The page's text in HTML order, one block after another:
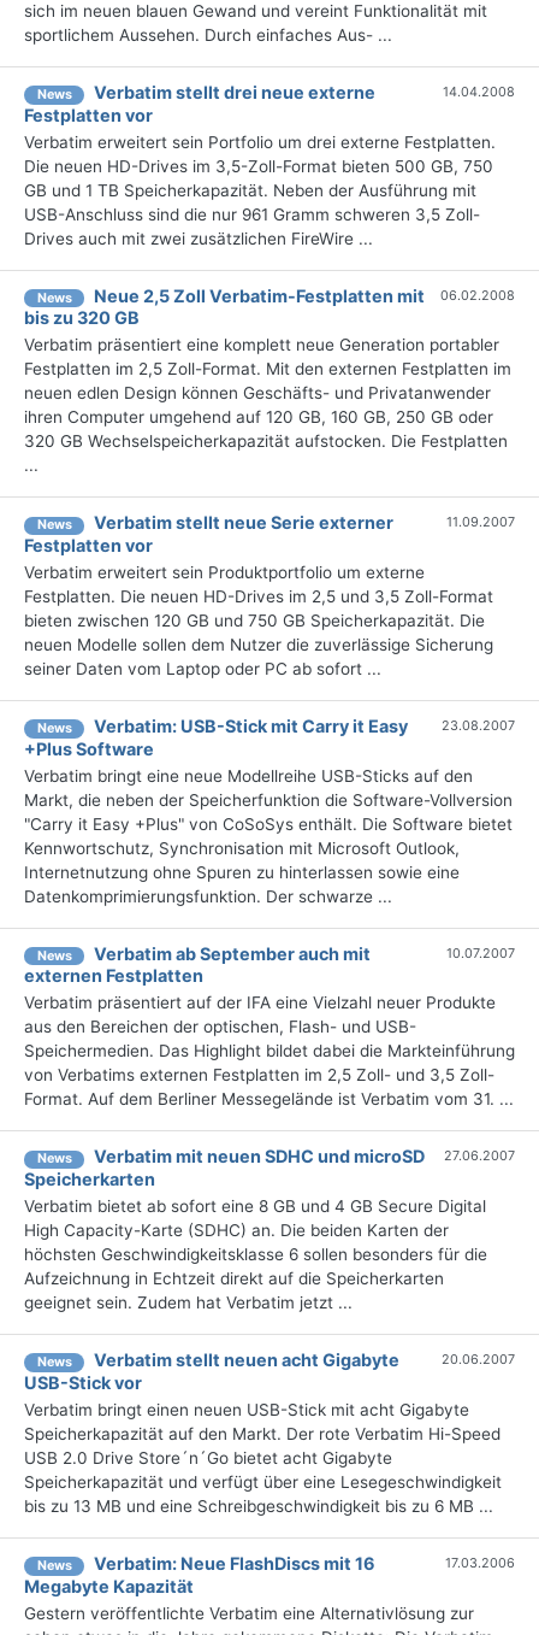
sich im neuen blauen Gewand und vereint Funktionalität mit
sportlichem Aussehen. Durch einfaches Aus- ...
News
Verbatim stellt drei neue externe
Festplatten vor
14.04.2008
Verbatim erweitert sein Portfolio um drei externe Festplatten.
Die neuen HD-Drives im 3,5-Zoll-Format bieten 500 GB, 750
GB und 1 TB Speicherkapazität. Neben der Ausführung mit
USB-Anschluss sind die nur 961 Gramm schweren 3,5 Zoll-
Drives auch mit zwei zusätzlichen FireWire ...
News
Neue 2,5 Zoll Verbatim-Festplatten mit
bis zu 320 GB
06.02.2008
Verbatim präsentiert eine komplett neue Generation portabler
Festplatten im 2,5 Zoll-Format. Mit den externen Festplatten im
neuen edlen Design können Geschäfts- und Privatanwender
ihren Computer umgehend auf 120 GB, 160 GB, 250 GB oder
320 GB Wechselspeicherkapazität aufstocken. Die Festplatten
...
News
Verbatim stellt neue Serie externer
Festplatten vor
11.09.2007
Verbatim erweitert sein Produktportfolio um externe
Festplatten. Die neuen HD-Drives im 2,5 und 3,5 Zoll-Format
bieten zwischen 120 GB und 750 GB Speicherkapazität. Die
neuen Modelle sollen dem Nutzer die zuverlässige Sicherung
seiner Daten vom Laptop oder PC ab sofort ...
News
Verbatim: USB-Stick mit Carry it Easy
+Plus Software
23.08.2007
Verbatim bringt eine neue Modellreihe USB-Sticks auf den
Markt, die neben der Speicherfunktion die Software-Vollversion
"Carry it Easy +Plus" von CoSoSys enthält. Die Software bietet
Kennwortschutz, Synchronisation mit Microsoft Outlook,
Internetnutzung ohne Spuren zu hinterlassen sowie eine
Datenkomprimierungsfunktion. Der schwarze ...
News
Verbatim ab September auch mit
externen Festplatten
10.07.2007
Verbatim präsentiert auf der IFA eine Vielzahl neuer Produkte
aus den Bereichen der optischen, Flash- und USB-
Speichermedien. Das Highlight bildet dabei die Markteinführung
von Verbatims externen Festplatten im 2,5 Zoll- und 3,5 Zoll-
Format. Auf dem Berliner Messegelände ist Verbatim vom 31. ...
News
Verbatim mit neuen SDHC und microSD
Speicherkarten
27.06.2007
Verbatim bietet ab sofort eine 8 GB und 4 GB Secure Digital
High Capacity-Karte (SDHC) an. Die beiden Karten der
höchsten Geschwindigkeitsklasse 6 sollen besonders für die
Aufzeichnung in Echtzeit direkt auf die Speicherkarten
geeignet sein. Zudem hat Verbatim jetzt ...
News
Verbatim stellt neuen acht Gigabyte
USB-Stick vor
20.06.2007
Verbatim bringt einen neuen USB-Stick mit acht Gigabyte
Speicherkapazität auf den Markt. Der rote Verbatim Hi-Speed
USB 2.0 Drive Store´n´Go bietet acht Gigabyte
Speicherkapazität und verfügt über eine Lesegeschwindigkeit
bis zu 13 MB und eine Schreibgeschwindigkeit bis zu 6 MB ...
News
Verbatim: Neue FlashDiscs mit 16
Megabyte Kapazität
17.03.2006
Gestern veröffentlichte Verbatim eine Alternativlösung zur